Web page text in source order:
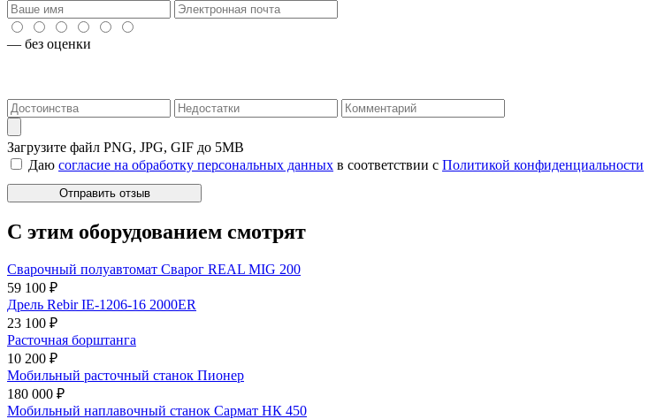
— без оценки
Загрузите файл PNG, JPG, GIF до 5MB
Даю согласие на обработку персональных данных в соответствии с Политикой конфиденциальности
С этим оборудованием смотрят
Сварочный полуавтомат Сварог REAL MIG 200
59 100 ₽
Дрель Rebir IE-1206-16 2000ER
23 100 ₽
Расточная борштанга
10 200 ₽
Мобильный расточный станок Пионер
180 000 ₽
Мобильный наплавочный станок Сармат НК 450